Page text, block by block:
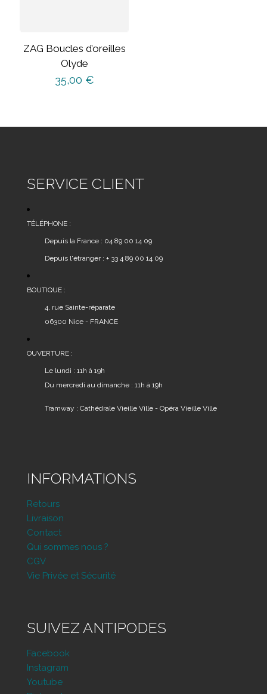
ZAG Boucles d’oreilles
Olyde
35,00 €
SERVICE CLIENT
TÉLÉPHONE :
Depuis la France : 04 89 00 14 09
Depuis l'étranger : + 33 4 89 00 14 09
BOUTIQUE :
4, rue Sainte-réparate
06300 Nice - FRANCE
OUVERTURE :
Le lundi : 11h à 19h
Du mercredi au dimanche : 11h à 19h
Tramway : Cathédrale Vieille Ville - Opéra Vieille Ville
INFORMATIONS
Retours
Livraison
Contact
Qui sommes nous ?
CGV
Vie Privée et Sécurité
SUIVEZ ANTIPODES
Facebook
Instagram
Youtube